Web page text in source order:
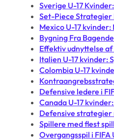
Sverige U-17
Set-Piece Strategier
Mexico U-17
Bygning Fra
Effektiv udnyttelse
Italien U-17 kvinder:
Colombia U-17
Defensive ledere i
Canada U-17
Defensive strategier
Spillere med flest
Overgangsspil i